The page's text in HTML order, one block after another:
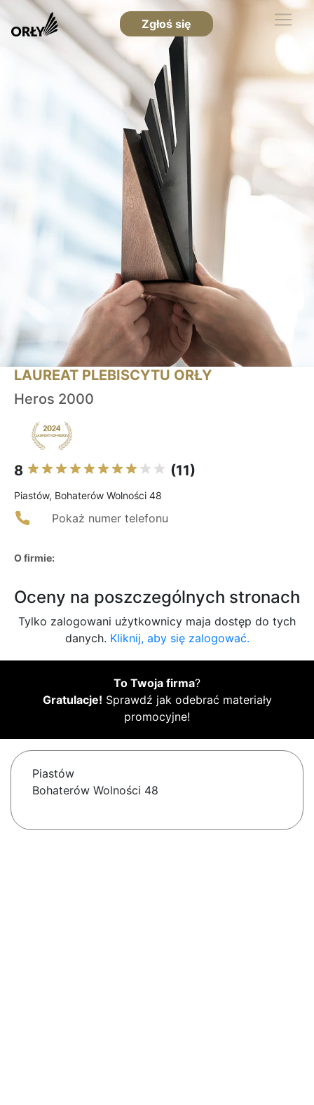
Zgłoś się
LAUREAT PLEBISCYTU ORŁY
Heros 2000
8 (11)
Piastów, Bohaterów Wolności 48
Pokaż numer telefonu
O firmie:
Oceny na poszczególnych stronach
Tylko zalogowani użytkownicy maja dostęp do tych
danych. Kliknij, aby się zalogować.
To Twoja firma?
Gratulacje! Sprawdź jak odebrać materiały
promocyjne!
Piastów
Bohaterów Wolności 48